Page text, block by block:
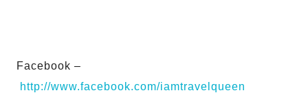
Facebook –
http://www.facebook.com/iamtravelqueen